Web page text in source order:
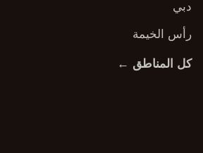
دبي
رأس الخيمة
كل المناطق ←